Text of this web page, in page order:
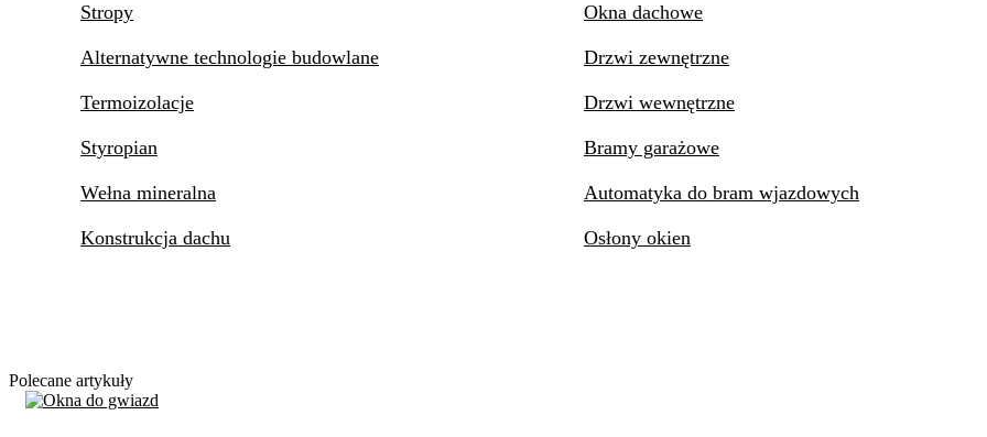
Stropy
Alternatywne technologie budowlane
Termoizolacje
Styropian
Wełna mineralna
Konstrukcja dachu
Okna dachowe
Drzwi zewnętrzne
Drzwi wewnętrzne
Bramy garażowe
Automatyka do bram wjazdowych
Osłony okien
Polecane artykuły